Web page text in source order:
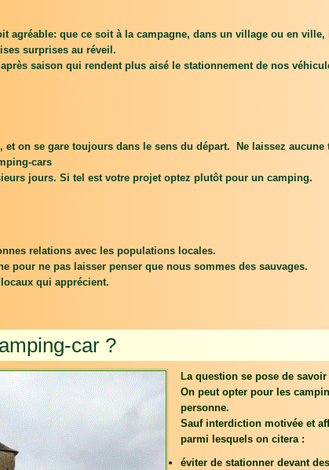
agréable: que ce soit à la campagne, dans un village ou en
surprises au réveil.
saison qui rendent plus aisé le stationnement de nos
et on se gare toujours dans le sens du départ. Ne laissez aucune
cars
jours. Si tel est votre projet optez plutôt pour un camping.
relations avec les populations locales.
pour ne pas laisser penser que nous sommes des sauvages.
qui apprécient.
car ?
La question se pose de
On peut opter pour les
personne.
Sauf interdiction motivée et
parmi lesquels on citera :
éviter de stationner devant